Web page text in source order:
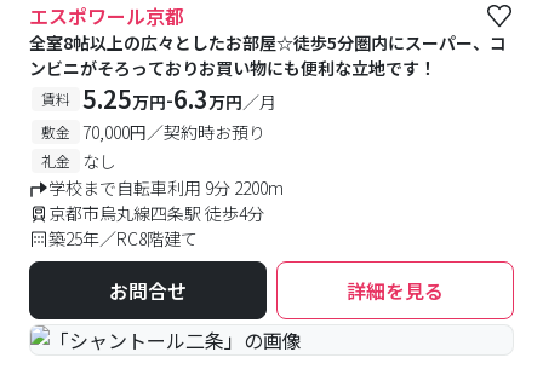
エスポワール京都
全室8帖以上の広々としたお部屋☆徒歩5分圏内にスーパー、コ
ンビニがそろっておりお買い物にも便利な立地です！
賃料 5.25万円-6.3万円／月
敷金 70,000円／契約時お預り
礼金
なし
学校まで自転車利用 9分 2200m
京都市烏丸線四条駅 徒歩4分
築25年／RC8階建て
お問合せ 詳細を見る